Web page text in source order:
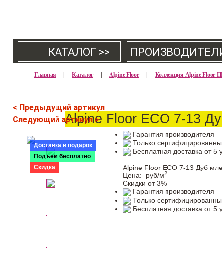
КАТАЛОГ >>
Главная | Каталог | Alpine Floor | Коллекция Alpine
< Предыдущий артикул
Следующий артикул >Alpine Floor ECO 7-13
Доставка в подарок
Подъем бесплатно
Скидка
Гарантия производителя
Только
Бесплатная доставка от 5
Alpine Floor ECO 7-13 Дуб
Цена:
руб/м2
Скидки от 3%
Гарантия производителя
Только
Бесплатная доставка от 5